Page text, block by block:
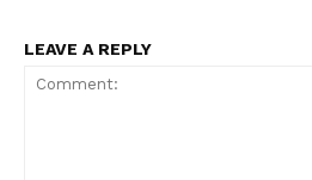
LEAVE A REPLY